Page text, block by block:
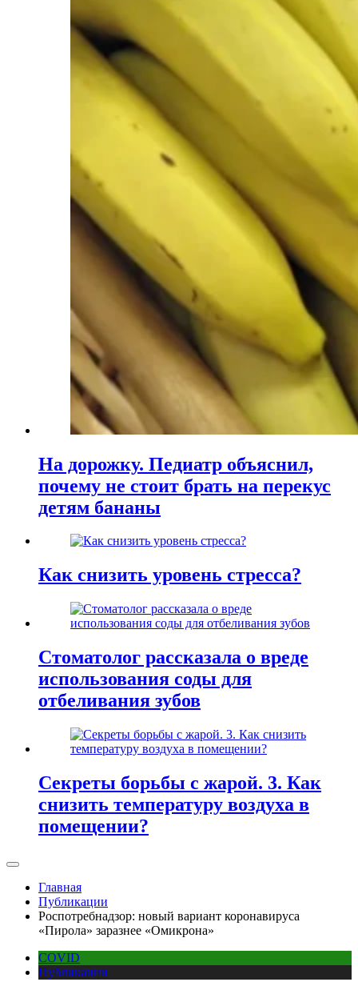
На дорожку. Педиатр объяснил,
почему не стоит брать на перекус
детям бананы
Как снизить уровень стресса?
Стоматолог рассказала о вреде
использования соды для
отбеливания зубов
Секреты борьбы с жарой. 3. Как
снизить температуру воздуха в
помещении?
Главная
Публикации
Роспотребнадзор: новый вариант коронавируса
«Пирола» заразнее «Омикрона»
COVID
Публикации